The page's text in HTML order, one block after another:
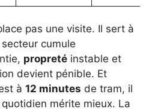
pas une visite. Il sert à
cumule
propreté instable et
devient pénible. Et
à 12 minutes de tram, il
mérite mieux. La